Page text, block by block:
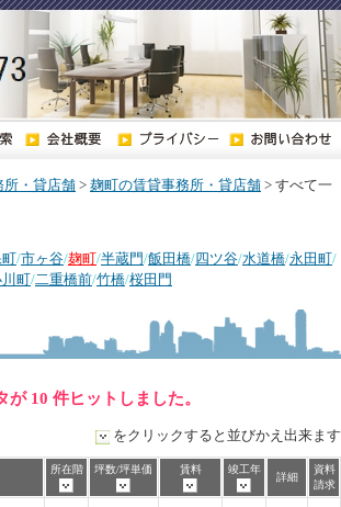
所・貸店舗 > 麹町の賃貸事務所・貸店舗 > すべて一
/市ヶ谷/麹町 /半蔵門/飯田橋/四ツ谷/水道橋/永田町 /
町 /二重橋前/竹橋/桜田門
10 件ヒットしました。
をクリックすると並びかえ出来ます
所在階 坪数/坪単価 賃料 竣工年
詳細
資料
請求